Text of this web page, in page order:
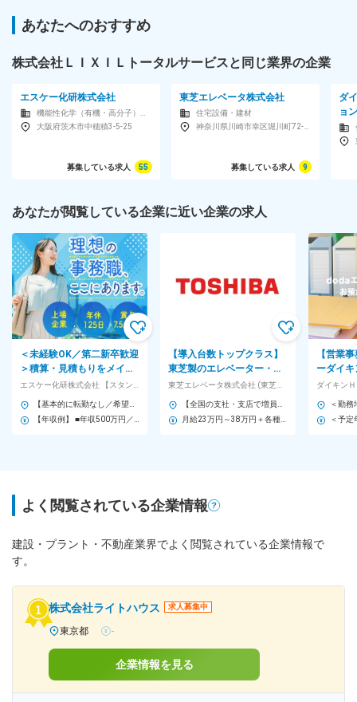
あなたへのおすすめ
株式会社ＬＩＸＩＬトータルサービスと同じ業界の企業
エスケー化研株式会社
大阪府茨木市中穂積3-5-25
募集している求人 55
東芝エレベータ株式会社
住宅設備・建材
募集している求人 9
ダ
ョ
あなたが閲覧している企業に近い企業の求人
＜未経験OK／第二新卒歓迎
＞積算・見積もりをメイン
とした事務業務をお任せし
ます。
【導入台数トップクラス】
東芝製のエレベーター・エ
スカレーターの検査◆独自
の研修センターで基礎を学
べる
【営業
ーダイ
善◆土日
程！福
よく閲覧されている企業情報
建設・プラント・不動産業界でよく閲覧されている企業情報で
す。
株式会社ライトハウス 求人募集中
東京都 -
企業情報を見る